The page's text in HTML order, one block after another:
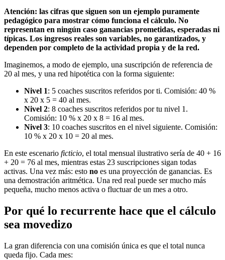
Atención: las cifras que siguen son un ejemplo puramente
pedagógico para mostrar cómo funciona el cálculo. No
representan en ningún caso ganancias prometidas, esperadas ni
típicas. Los ingresos reales son variables, no garantizados, y
dependen por completo de la actividad propia y de la red.
Imaginemos, a modo de ejemplo, una suscripción de referencia de
20 al mes, y una red hipotética con la forma siguiente:
Nivel 1: 5 coaches suscritos referidos por ti. Comisión: 40 %
x 20 x 5 = 40 al mes.
Nivel 2: 8 coaches suscritos referidos por tu nivel 1.
Comisión: 10 % x 20 x 8 = 16 al mes.
Nivel 3: 10 coaches suscritos en el nivel siguiente. Comisión:
10 % x 20 x 10 = 20 al mes.
En este escenario ficticio, el total mensual ilustrativo sería de 40 + 16
+ 20 = 76 al mes, mientras estas 23 suscripciones sigan todas
activas. Una vez más: esto no es una proyección de ganancias. Es
una demostración aritmética. Una red real puede ser mucho más
pequeña, mucho menos activa o fluctuar de un mes a otro.
Por qué lo recurrente hace que el cálculo
sea movedizo
La gran diferencia con una comisión única es que el total nunca
queda fijo. Cada mes: